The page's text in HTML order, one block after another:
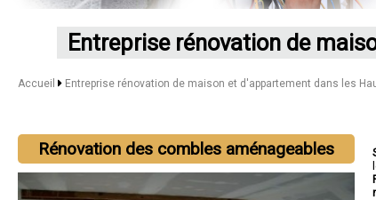
Entreprise rénovation de
Accueil Entreprise rénovation de maison et d'appartement dans les
Rénovation des combles aménageables